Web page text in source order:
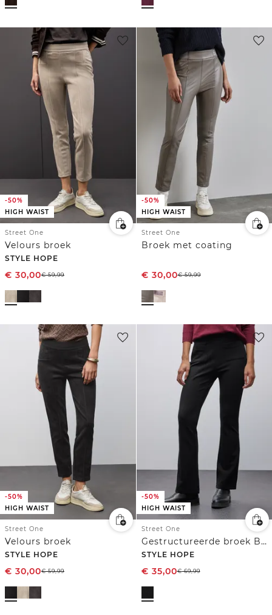
-50%
HIGH WAIST
Street One
Velours broek
STYLE HOPE
€ 30,00€59,99
-50%
HIGH WAIST
Street One
Broek met coating
€ 30,00€59,99
-50%
HIGH WAIST
Street One
Velours broek
STYLE HOPE
€ 30,00€59,99
-50%
HIGH WAIST
Street One
Gestructureerde broek Bootcut
STYLE HOPE
€ 35,00€69,99